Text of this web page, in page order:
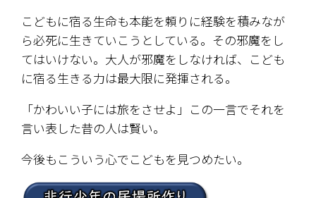
こどもに宿る生命も本能を頼りに経験を積みなが
ら必死に生きていこうとしている。その邪魔をし
てはいけない。大人が邪魔をしなければ、こども
に宿る生きる力は最大限に発揮される。
「かわいい子には旅をさせよ」この一言でそれを
言い表した昔の人は賢い。
今後もこういう心でこどもを見つめたい。